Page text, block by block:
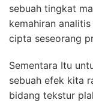
sebuah tingkat
kemahiran
cipta seseorang
Sementara Itu
sebuah efek kita
bidang tekstur